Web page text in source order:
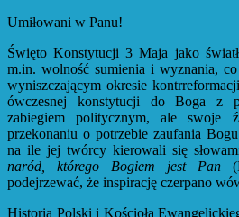
Umiłowani w Panu!
Święto Konstytucji 3 Maja jako
m.in. wolność sumienia i wyznania,
wyniszczającym okresie
ówczesnej konstytucji do Boga z
zabiegiem politycznym, ale swoje
przekonaniu o potrzebie zaufania
na ile jej twórcy kierowali się
naród, którego Bogiem jest Pan
podejrzewać, że inspirację czerpano
Historia Polski i Kościoła